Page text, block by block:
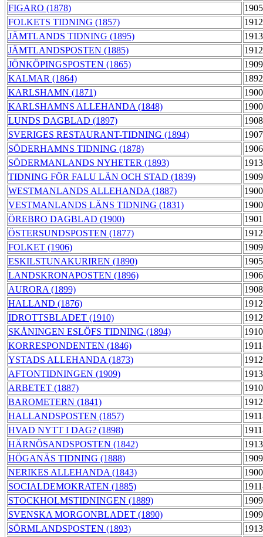
FIGARO (1878)
FOLKETS TIDNING (1857)
JÄMTLANDS TIDNING (1895)
JÄMTLANDSPOSTEN (1885)
JÖNKÖPINGSPOSTEN (1865)
KALMAR (1864)
KARLSHAMN (1871)
KARLSHAMNS ALLEHANDA (1848)
LUNDS DAGBLAD (1897)
SVERIGES RESTAURANT-TIDNING (1894)
SÖDERHAMNS TIDNING (1878)
SÖDERMANLANDS NYHETER (1893)
TIDNING FÖR FALU LÄN OCH STAD (1839)
WESTMANLANDS ALLEHANDA (1887)
VESTMANLANDS LÄNS TIDNING (1831)
ÖREBRO DAGBLAD (1900)
ÖSTERSUNDSPOSTEN (1877)
FOLKET (1906)
ESKILSTUNAKURIREN (1890)
LANDSKRONAPOSTEN (1896)
AURORA (1899)
HALLAND (1876)
IDROTTSBLADET (1910)
SKÅNINGEN ESLÖFS TIDNING (1894)
KORRESPONDENTEN (1846)
YSTADS ALLEHANDA (1873)
AFTONTIDNINGEN (1909)
ARBETET (1887)
BAROMETERN (1841)
HALLANDSPOSTEN (1857)
HVAD NYTT I DAG? (1898)
HÄRNÖSANDSPOSTEN (1842)
HÖGANÄS TIDNING (1888)
NERIKES ALLEHANDA (1843)
SOCIALDEMOKRATEN (1885)
STOCKHOLMSTIDNINGEN (1889)
SVENSKA MORGONBLADET (1890)
SÖRMLANDSPOSTEN (1893)